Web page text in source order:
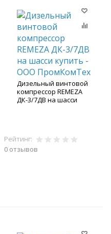
Дизельный винтовой
компрессор REMEZA
ДК-3/7ДВ на шасси
Рейтинг:
0 отзывов